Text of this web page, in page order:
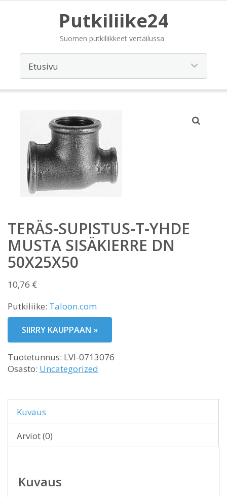
Putkiliike24
Suomen putkiliikkeet vertailussa
TERÄS-SUPISTUS-T-YHDE
MUSTA SISÄKIERRE DN
50X25X50
10,76 €
Putkiliike: Taloon.com
SIIRRY KAUPPAAN »
Tuotetunnus: LVI-0713076
Osasto: Uncategorized
Kuvaus
Arviot (0)
Kuvaus